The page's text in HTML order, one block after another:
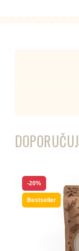
-20%
Bestseller